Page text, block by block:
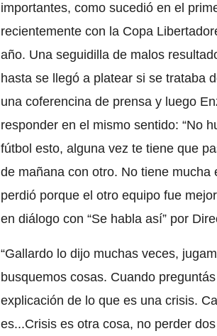
importantes, como sucedió en el
recientemente con la Copa
año. Una seguidilla de malos
hasta se llegó a platear si se trataba
una coferencina de prensa y luego
responder en el mismo sentido: “No
fútbol esto, alguna vez te tiene que
de mañana con otro. No tiene
perdió porque el otro equipo fue
en diálogo con “Se habla así” por
“Gallardo lo dijo muchas veces,
busquemos cosas. Cuando
explicación de lo que es una crisis.
es...Crisis es otra cosa, no perder